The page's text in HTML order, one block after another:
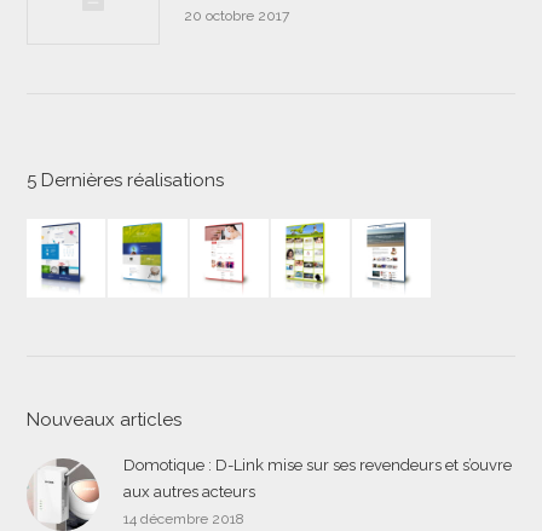
20 octobre 2017
5 Dernières réalisations
Nouveaux articles
Domotique : D-Link mise sur ses revendeurs et s’ouvre
aux autres acteurs
14 décembre 2018